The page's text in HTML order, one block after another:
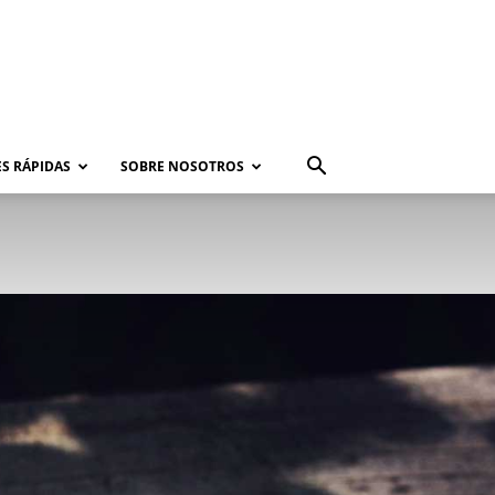
RÁPIDAS SOBRE NOSOTROS